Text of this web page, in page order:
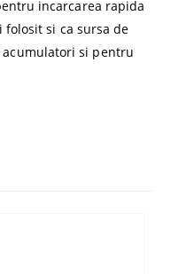
incarcarea rapida
si ca sursa de
si pentru